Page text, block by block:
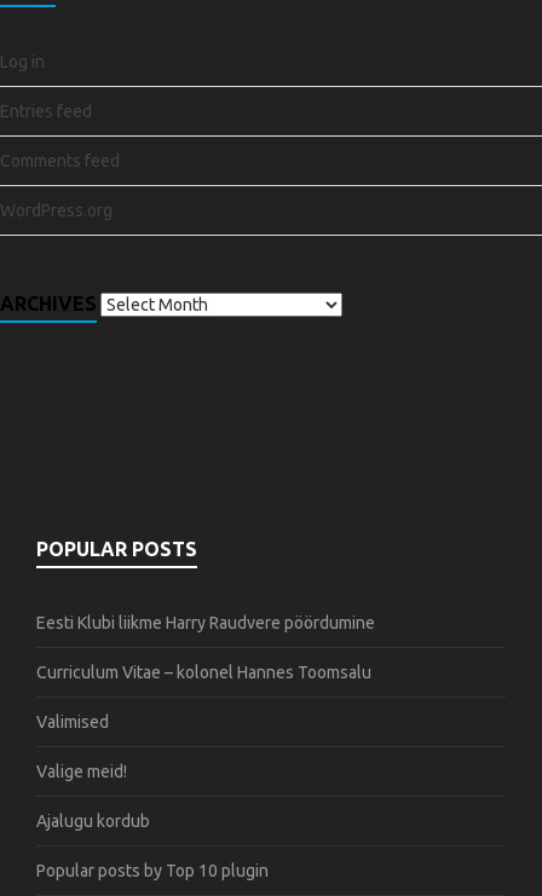
Log in
Entries feed
Comments feed
WordPress.org
ARCHIVES
POPULAR POSTS
Eesti Klubi liikme Harry Raudvere pöördumine
Curriculum Vitae – kolonel Hannes Toomsalu
Valimised
Valige meid!
Ajalugu kordub
Popular posts by Top 10 plugin